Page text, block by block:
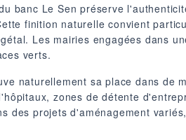
banc Le Sen préserve
finition naturelle convient
Les mairies engagées dans
verts.
naturellement sa place dans de
zones de détente
des projets d'aménagement